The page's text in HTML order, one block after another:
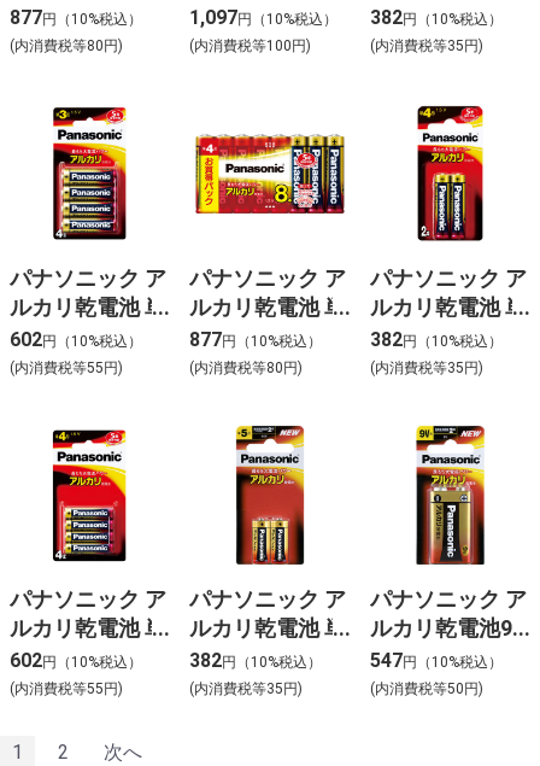
3形8本パック
LR6XJ/8SW
877円（10%税込）
(内消費税等80円)
3形12本パック
LR6XJ/12SW
1,097円（10%税込）
(内消費税等100円)
3形2本パック
LR6XJ/2B
382円（10%税込）
(内消費税等35円)
パナソニック ア
ルカリ乾電池 単
3形4本パック
LR6XJ/4B
602円（10%税込）
(内消費税等55円)
パナソニック ア
ルカリ乾電池 単
4形8本パック
LR03XJ/8SW
877円（10%税込）
(内消費税等80円)
パナソニック ア
ルカリ乾電池 単
4形2本パック
LR03XJ/2B
382円（10%税込）
(内消費税等35円)
パナソニック ア
ルカリ乾電池 単
4形4本パック
LR03XJ/4B
602円（10%税込）
(内消費税等55円)
パナソニック ア
ルカリ乾電池 単
5形2本パック
LR1XJ/2B
382円（10%税込）
(内消費税等35円)
パナソニック ア
ルカリ乾電池9V
角形
6LR61XJ/1B
547円（10%税込）
(内消費税等50円)
1 2 次へ